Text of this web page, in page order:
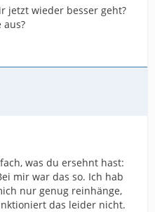
jetzt wieder besser geht?
aus?
was du ersehnt hast:
mir war das so. Ich hab
nur genug reinhänge,
das leider nicht.